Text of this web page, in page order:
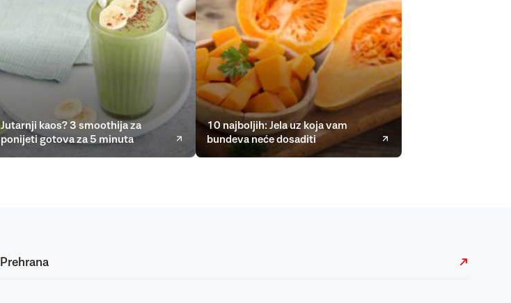
Jutarnji kaos? 3 smoothija za
ponijeti gotova za 5 minuta
10 najboljih: Jela uz koja vam
bundeva neće dosaditi
Prehrana